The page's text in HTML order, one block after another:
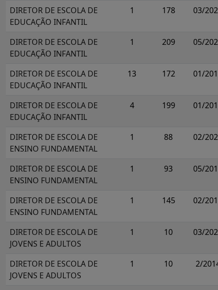
DIRETOR DE ESCOLA DE
EDUCAÇÃO INFANTIL
1 178 03/
DIRETOR DE ESCOLA DE
EDUCAÇÃO INFANTIL
1 209 05/
DIRETOR DE ESCOLA DE
EDUCAÇÃO INFANTIL
13 172 01/
DIRETOR DE ESCOLA DE
EDUCAÇÃO INFANTIL
4 199 01/
DIRETOR DE ESCOLA DE
ENSINO FUNDAMENTAL
1 88 02/
DIRETOR DE ESCOLA DE
ENSINO FUNDAMENTAL
1 93 05/
DIRETOR DE ESCOLA DE
ENSINO FUNDAMENTAL
1 145 02/
DIRETOR DE ESCOLA DE
JOVENS E ADULTOS
1 10 03/
DIRETOR DE ESCOLA DE
JOVENS E ADULTOS
1 10 2/